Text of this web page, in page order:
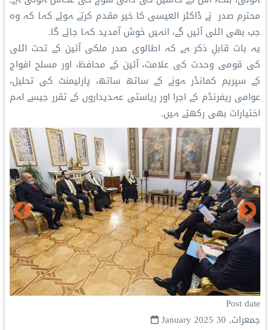
محترم صدر نے ڈاکٹر العیسی کا خیر مقدم کرتے ہوئے کہا کہ وہ
جب بھی اٹلی آئیں گے، انہیں خوش آمدید کہا جائے گا۔
یہ بات قابلِ ذکر ہے کہ اطالوی صدر ملکی آئین کے تحت اٹلی
کی قومی وحدت کی علامت، آئین کے محافظ، اور مسلح افواج
کے سپریم کمانڈر ہونے کے ساتھ ساتھ، پارلیمنٹ کی تحلیل،
عوامی ریفرنڈم کے اجرا اور رياستی عہدیداروں کے تقرر جیسے اہم
اختیارات بھی رکھتے ہیں۔
Post date
جمعرات, 30 January 2025